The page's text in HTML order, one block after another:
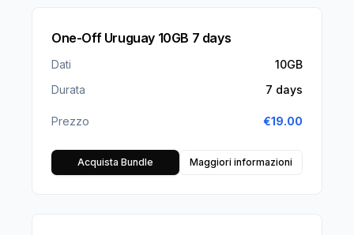
One-Off Uruguay 10GB 7 days
Dati
10GB
Durata
7 days
Prezzo €19.00
Acquista Bundle Maggiori informazioni